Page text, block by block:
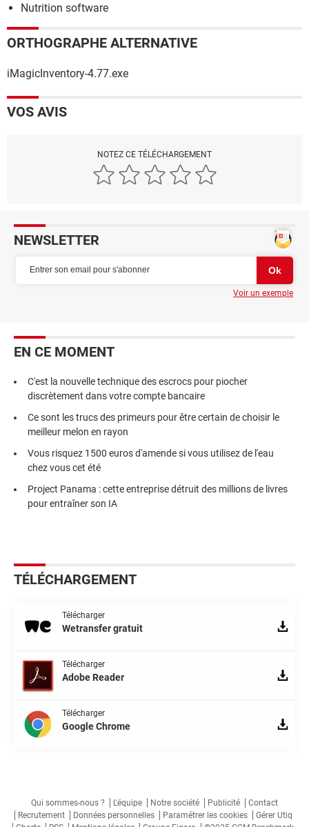
Nutrition software
ORTHOGRAPHE ALTERNATIVE
iMagicInventory-4.77.exe
VOS AVIS
NOTEZ CE TÉLÉCHARGEMENT
NEWSLETTER
Voir un exemple
EN CE MOMENT
C'est la nouvelle technique des escrocs pour piocher
discrètement dans votre compte bancaire
Ce sont les trucs des primeurs pour être certain de choisir le
meilleur melon en rayon
Vous risquez 1500 euros d'amende si vous utilisez de l'eau
chez vous cet été
Project Panama : cette entreprise détruit des millions de livres
pour entraîner son IA
TÉLÉCHARGEMENT
Télécharger
Wetransfer gratuit
Télécharger
Adobe Reader
Télécharger
Google Chrome
Qui sommes-nous ? L'équipe Notre société Publicité
Contact
Recrutement
Données personnelles Paramétrer les cookies
Gérer Utiq